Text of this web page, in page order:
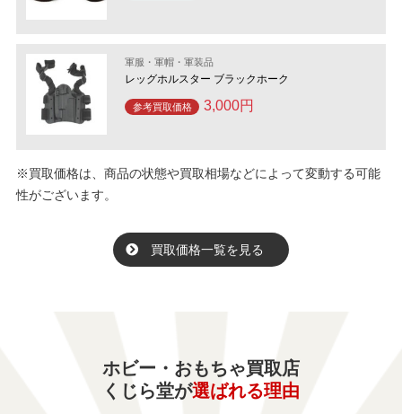
軍服・軍帽・軍装品
レッグホルスター ブラックホーク
参考買取価格 3,000円
※買取価格は、商品の状態や買取相場などによって変動する可能
性がございます。
買取価格一覧を見る
ホビー・おもちゃ買取店
くじら堂が選ばれる理由